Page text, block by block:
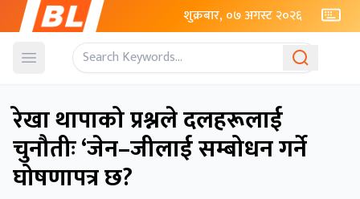
शुक्रबार, ०७ अगस्ट २०२६
Open menu
रेखा थापाको प्रश्नले दलहरूलाई
चुनौतीः ‘जेन–जीलाई सम्बोधन गर्ने
घोषणापत्र छ?